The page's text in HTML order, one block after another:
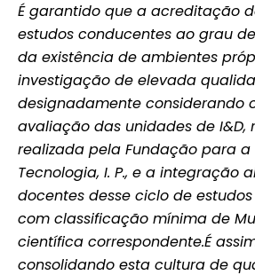
É garantido que a acreditação
estudos conducentes ao grau
da existência de ambientes
investigação de elevada
designadamente considerando
avaliação das unidades de I&D,
realizada pela Fundação para
Tecnologia, I. P., e a integração
docentes desse ciclo de
com classificação mínima de
científica correspondente.É
consolidando esta cultura de